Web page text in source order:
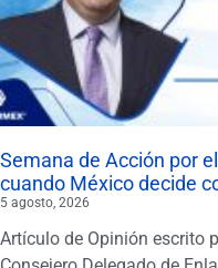
Semana de Acción por
cuando México decide
5 agosto, 2026
Artículo de Opinión escrito